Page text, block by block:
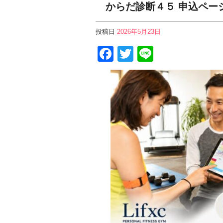
からだ診断４５ 申込ペー
投稿日 2026年5月23日
Facebook
Twitter